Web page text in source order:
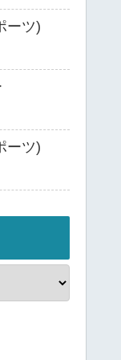
ーツ)
ーツ)